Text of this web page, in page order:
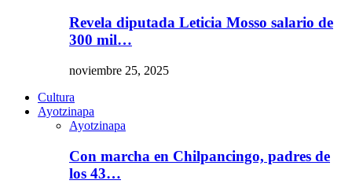
Revela diputada Leticia Mosso salario de
300 mil…
noviembre 25, 2025
Cultura
Ayotzinapa
Ayotzinapa
Con marcha en Chilpancingo, padres de
los 43…